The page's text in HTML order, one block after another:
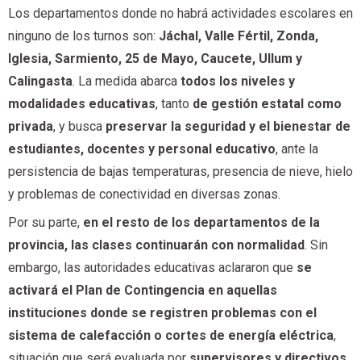
Los departamentos donde no habrá actividades escolares en
ninguno de los turnos son: Jáchal, Valle Fértil, Zonda,
Iglesia, Sarmiento, 25 de Mayo, Caucete, Ullum y
Calingasta. La medida abarca todos los niveles y
modalidades educativas, tanto de gestión estatal como
privada, y busca preservar la seguridad y el bienestar de
estudiantes, docentes y personal educativo, ante la
persistencia de bajas temperaturas, presencia de nieve, hielo
y problemas de conectividad en diversas zonas.
Por su parte, en el resto de los departamentos de la
provincia, las clases continuarán con normalidad. Sin
embargo, las autoridades educativas aclararon que se
activará el Plan de Contingencia en aquellas
instituciones donde se registren problemas con el
sistema de calefacción o cortes de energía eléctrica,